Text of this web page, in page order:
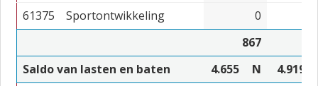
61375
Sportontwikkeling 0
867
Saldo van lasten en baten
4.655 N
4.919